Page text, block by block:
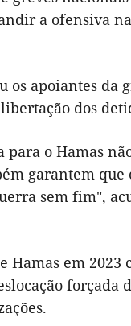
a ofensiva
apoiantes da
dos
o Hamas
garantem
sem fim",
em 2023
forçada